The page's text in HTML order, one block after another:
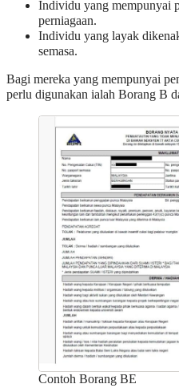
Individu yang mempunyai
perniagaan.
Individu yang layak
semasa.
Bagi mereka yang mempunyai
perlu digunakan ialah Borang B
Contoh Borang BE